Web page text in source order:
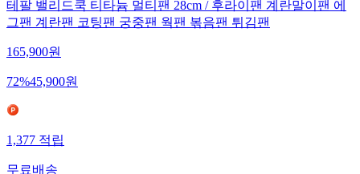
테팔 밸리드쿡 티타늄 멀티팬 28cm / 후라이팬 계란말이팬 에
그팬 계란팬 코팅팬 궁중팬 웍팬 볶음팬 튀김팬
165,900원
72%45,900원
1,377적립